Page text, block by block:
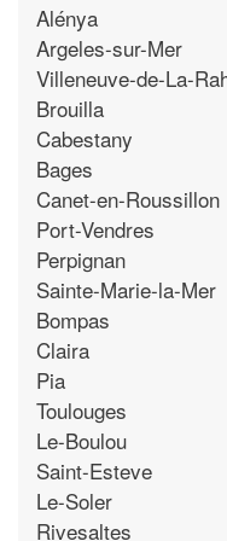
Alénya
Argeles-sur-Mer
Villeneuve-de-La-
Brouilla
Cabestany
Bages
Canet-en-Roussillon
Port-Vendres
Perpignan
Sainte-Marie-la-Mer
Bompas
Claira
Pia
Toulouges
Le-Boulou
Saint-Esteve
Le-Soler
Rivesaltes